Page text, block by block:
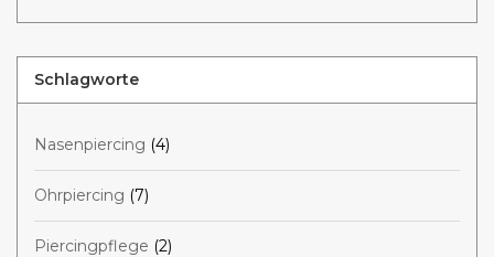
Schlagworte
Nasenpiercing (4)
Ohrpiercing (7)
Piercingpflege (2)